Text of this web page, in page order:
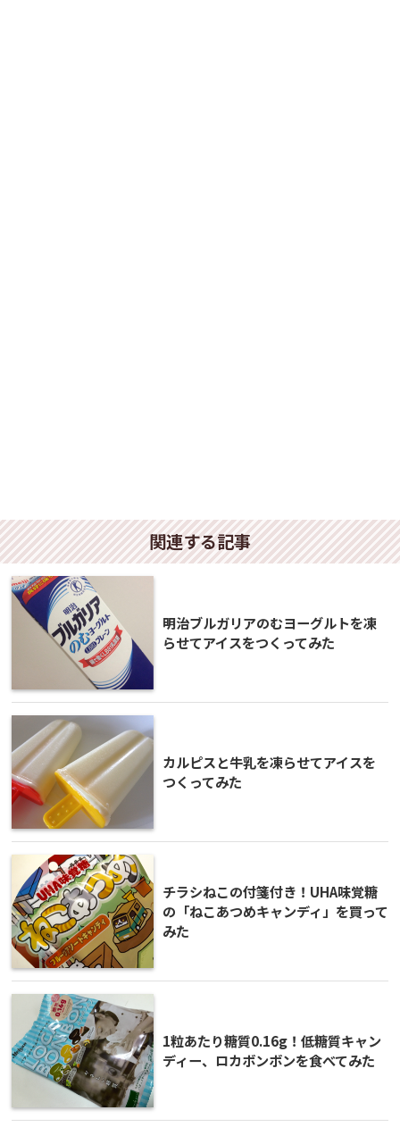
関連する記事
明治ブルガリアのむヨーグルトを凍
らせてアイスをつくってみた
カルピスと牛乳を凍らせてアイスを
つくってみた
チラシねこの付箋付き！UHA味覚糖
の「ねこあつめキャンディ」を買って
みた
1粒あたり糖質0.16g！低糖質キャン
ディー、ロカボンボンを食べてみた